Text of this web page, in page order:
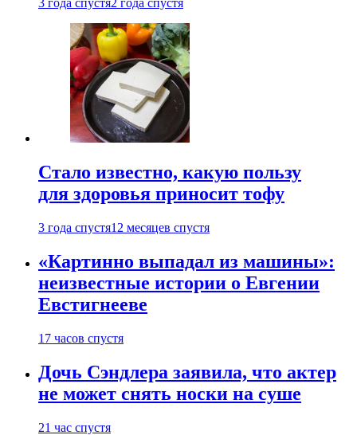
3 года спустя2 года спустя
Стало известно, какую пользу
для здоровья приносит тофу
3 года спустя12 месяцев спустя
«Картинно выпадал из машины»:
неизвестные истории о Евгении
Евстигнееве
17 часов спустя
Дочь Сэндлера заявила, что актер
не может снять носки на суше
21 час спустя